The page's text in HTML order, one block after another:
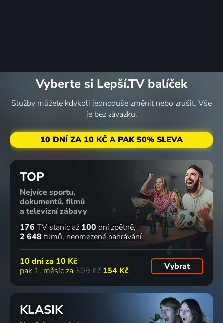
Vyberte si Lepší.TV balíček
Služby můžete kdykoli jednoduše změnit nebo zrušit. Vše
je bez závazku.
10 DNÍ ZA 10 KČ A PAK 50% SLEVA
TOP
Nejvíce sportu,
dokumentů, filmů
a televizní zábavy
176 TV stanic až 100 dní zpětně
2 648 filmů neomezené nahrávání
10 dní za 10 Kč
pak 1. měsíc za 309 Kč 154 Kč Vybrat
KLASIK